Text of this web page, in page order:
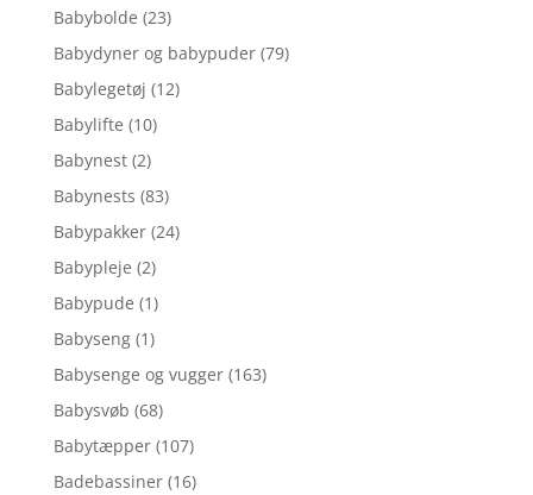
Babybolde (23)
Babydyner og babypuder (79)
Babylegetøj (12)
Babylifte (10)
Babynest (2)
Babynests (83)
Babypakker (24)
Babypleje (2)
Babypude (1)
Babyseng (1)
Babysenge og vugger (163)
Babysvøb (68)
Babytæpper (107)
Badebassiner (16)